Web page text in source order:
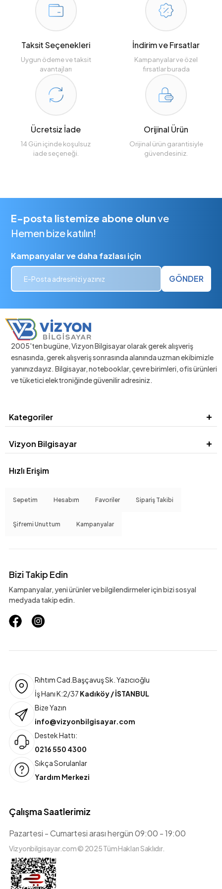
Taksit Seçenekleri
Uygun ödeme ve taksit
avantajları
İndirim ve Fırsatlar
Kampanyalar ve özel
fırsatlar burada
Ücretsiz İade
14 Gün içinde koşulsuz
iade seçeneği.
Orijinal Ürün
Orijinal ürün garantisiyle
güvendesiniz.
E-posta listemize abone olunve
Hemen bize katılın!
Kampanyalar ve daha fazlası için
GÖNDER
2005'ten bugüne, Vizyon Bilgisayar olarak gerek alışveriş
esnasında, gerek alışveriş sonrasında alanında uzman ekibimizle
yanınızdayız. Bilgisayar, notebooklar, çevre birimleri, ofis ürünleri
ve tüketici elektroniğinde güvenilir adresiniz.
Kategoriler
Vizyon Bilgisayar
Hızlı Erişim
Sepetim Hesabım Favoriler Sipariş Takibi
Şifremi Unuttum Kampanyalar
Bizi Takip Edin
Kampanyalar, yeni ürünler ve bilgilendirmeler için bizi sosyal
medyada takip edin.
Rıhtım Cad.Başçavuş Sk. Yazıcıoğlu
İş Hanı K:2/37 Kadıköy / İSTANBUL
Bize Yazın
info@vizyonbilgisayar.com
Destek Hattı:
0216 550 4300
Sıkça Sorulanlar
Yardım Merkezi
Çalışma Saatlerimiz
Pazartesi - Cumartesi arası hergün 09:00 - 19:00
Vizyonbilgisayar.com © 2025 Tüm Hakları Saklıdır.